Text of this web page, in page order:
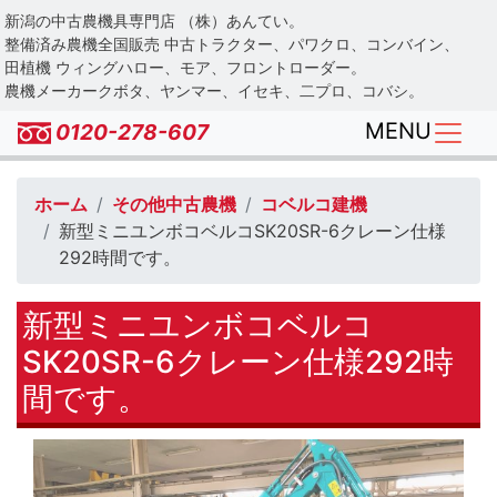
Skip
to
main
content
新潟の中古農機具専門店 （株）あんてい。
整備済み農機全国販売 中古トラクター、パワクロ、コンバイン、
田植機 ウィングハロー、モア、フロントローダー。
農機メーカークボタ、ヤンマー、イセキ、二プロ、コバシ。
0120-278-607 MENU
ホーム その他中古農機
コベルコ建機
新型ミニユンボコベルコSK20SR-6クレーン仕様
292時間です。
新型ミニユンボコベルコ
SK20SR-6クレーン仕様292時
間です。